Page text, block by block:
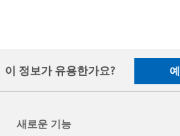
이 정보가 유용한가요? 예
새로운 기능